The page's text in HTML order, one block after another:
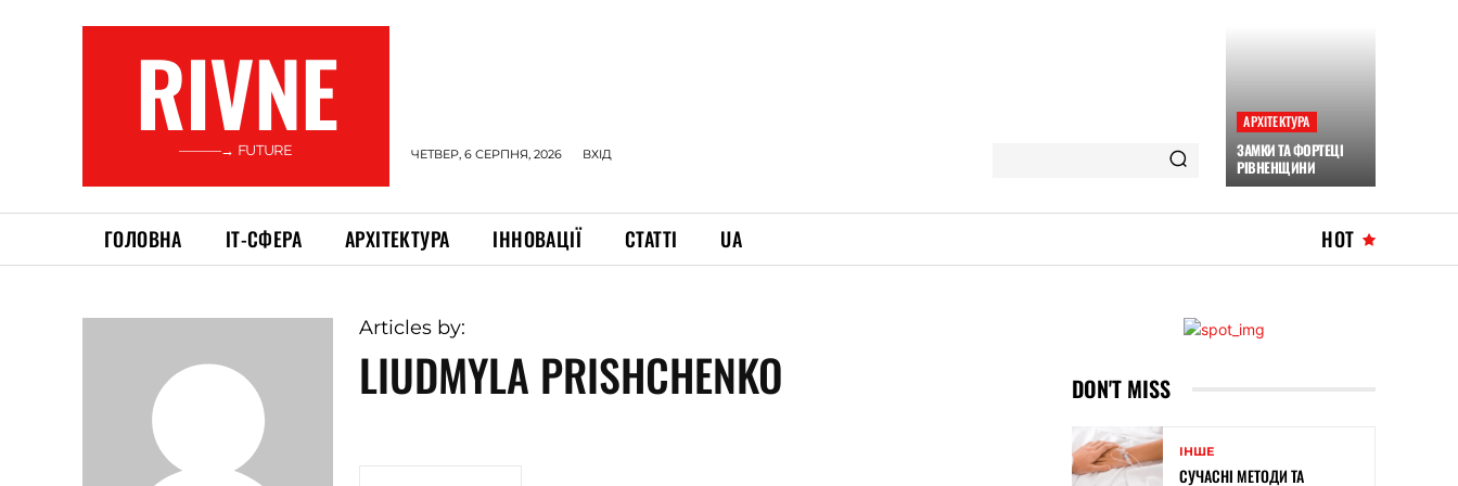
RIVNE
———→ FUTURE ЧЕТВЕР, 6 СЕРПНЯ, 2026 ВХІД
АРХІТЕКТУРА
ЗАМКИ ТА ФОРТЕЦІ
РІВНЕНЩИНИ
ГОЛОВНА ІТ-СФЕРА АРХІТЕКТУРА ІННОВАЦІЇ СТАТТІ UA HOT
Articles by:
LIUDMYLA PRISHCHENKO DON'T MISS
ІНШЕ
СУЧАСНІ МЕТОДИ ТА